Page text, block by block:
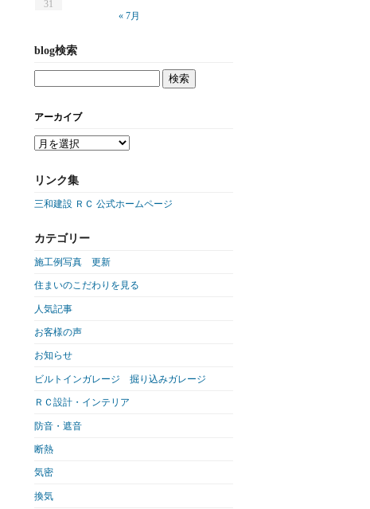
31
« 7月
blog検索
アーカイブ
リンク集
三和建設 ＲＣ 公式ホームページ
カテゴリー
施工例写真 更新
住まいのこだわりを見る
人気記事
お客様の声
お知らせ
ビルトインガレージ 掘り込みガレージ
ＲＣ設計・インテリア
防音・遮音
断熱
気密
換気